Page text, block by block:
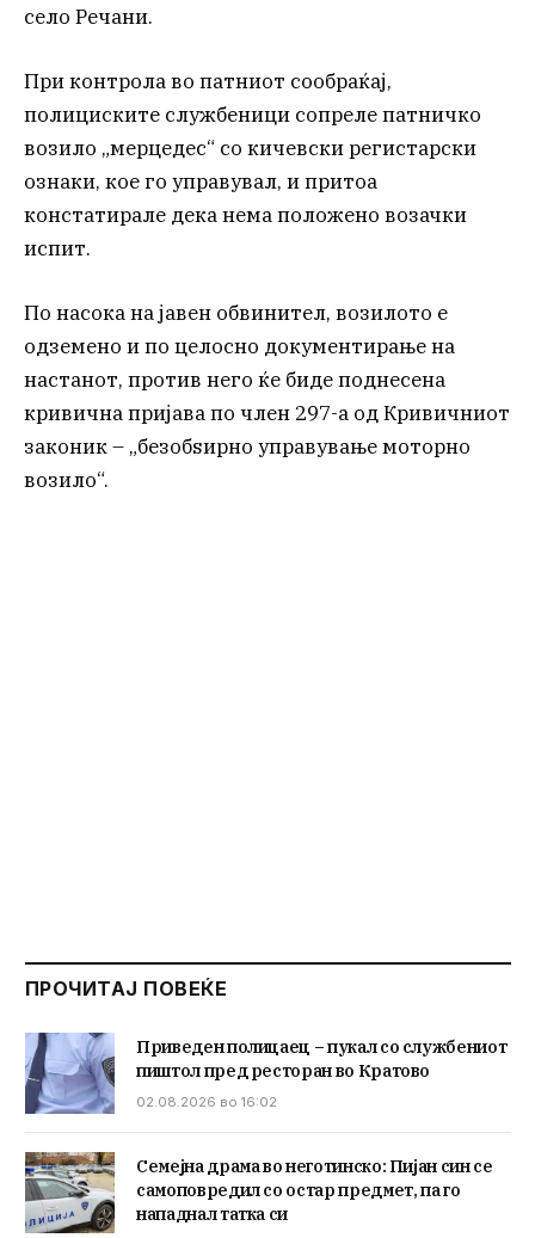
село Речани.
При контрола во патниот сообраќај,
полициските службеници сопреле патничко
возило „мерцедес“ со кичевски регистарски
ознаки, кое го управувал, и притоа
констатирале дека нема положено возачки
испит.
По насока на јавен обвинител, возилото е
одземено и по целосно документирање на
настанот, против него ќе биде поднесена
кривична пријава по член 297-а од Кривичниот
законик – „безобѕирно управување моторно
возило“.
ПРОЧИТАЈ ПОВЕЌЕ
Приведен полицаец – пукал со службениот
пиштол пред ресторан во Кратово
02.08.2026 во 16:02
Семејна драма во неготинско: Пијан син се
самоповредил со остар предмет, па го
нападнал татка си